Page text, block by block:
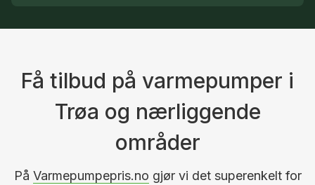
Få tilbud på varmepumper i
Trøa og nærliggende
områder
På Varmepumpepris.no gjør vi det superenkelt for